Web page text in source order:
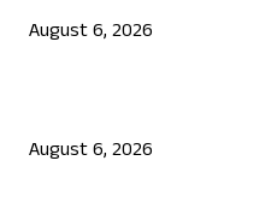
August 6, 2026
August 6, 2026